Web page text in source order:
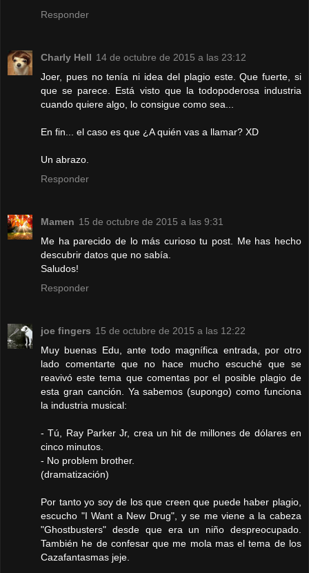
Responder
Charly Hell 14 de octubre de 2015 a las 23:12
Joer, pues no tenía ni idea del plagio este. Que fuerte, si
que se parece. Está visto que la todopoderosa industria
cuando quiere algo, lo consigue como sea...
En fin... el caso es que ¿A quién vas a llamar? XD
Un abrazo.
Responder
Mamen 15 de octubre de 2015 a las 9:31
Me ha parecido de lo más curioso tu post. Me has hecho
descubrir datos que no sabía.
Saludos!
Responder
joe fingers 15 de octubre de 2015 a las 12:22
Muy buenas Edu, ante todo magnífica entrada, por otro
lado comentarte que no hace mucho escuché que se
reavivó este tema que comentas por el posible plagio de
esta gran canción. Ya sabemos (supongo) como funciona
la industria musical:
- Tú, Ray Parker Jr, crea un hit de millones de dólares en
cinco minutos.
- No problem brother.
(dramatización)
Por tanto yo soy de los que creen que puede haber plagio,
escucho "I Want a New Drug", y se me viene a la cabeza
"Ghostbusters" desde que era un niño despreocupado.
También he de confesar que me mola mas el tema de los
Cazafantasmas jeje.